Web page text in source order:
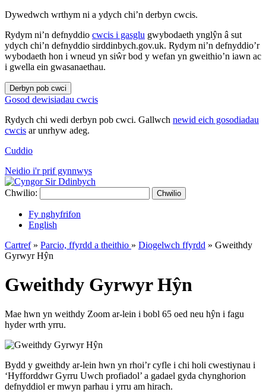
Dywedwch wrthym ni a ydych chi’n derbyn cwcis.
Rydym ni’n defnyddio cwcis i gasglu gwybodaeth ynglŷn â sut
ydych chi’n defnyddio sirddinbych.gov.uk. Rydym ni’n defnyddio’r
wybodaeth hon i wneud yn siŵr bod y wefan yn gweithio’n iawn ac
i gwella ein gwasanaethau.
Derbyn pob cwci
Gosod dewisiadau cwcis
Rydych chi wedi derbyn pob cwci. Gallwch newid eich gosodiadau
cwcis ar unrhyw adeg.
Cuddio
Neidio i'r prif gynnwys
Chwilio: Chwilio
Fy nghyfrifon
English
Cartref» Parcio, ffyrdd a theithio » Diogelwch ffyrdd » Gweithdy
Gyrwyr Hŷn
Gweithdy Gyrwyr Hŷn
Mae hwn yn weithdy Zoom ar-lein i bobl 65 oed neu hŷn i fagu
hyder wrth yrru.
Bydd y gweithdy ar-lein hwn yn rhoi’r cyfle i chi holi cwestiynau i
‘Hyfforddwr Gyrru Uwch profiadol’ a gadael gyda chynghorion
defnyddiol er mwyn parhau i yrru am hirach.